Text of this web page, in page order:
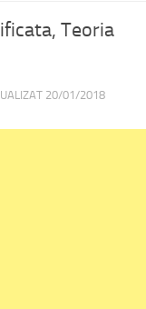
Teoria
20/01/2018